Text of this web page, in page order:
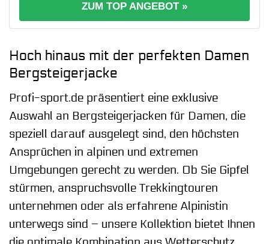
ZUM TOP ANGEBOT »
Hoch hinaus mit der perfekten Damen
Bergsteigerjacke
Profi-sport.de präsentiert eine exklusive
Auswahl an Bergsteigerjacken für Damen, die
speziell darauf ausgelegt sind, den höchsten
Ansprüchen in alpinen und extremen
Umgebungen gerecht zu werden. Ob Sie Gipfel
stürmen, anspruchsvolle Trekkingtouren
unternehmen oder als erfahrene Alpinistin
unterwegs sind – unsere Kollektion bietet Ihnen